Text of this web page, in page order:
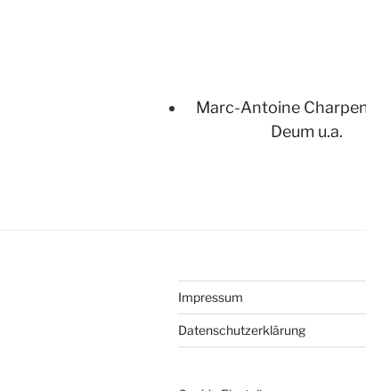
Marc-Antoine
Deum u.a.
Impressum
Datenschutzerklärung